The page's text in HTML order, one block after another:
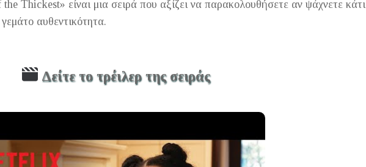
Thickest» είναι μια σειρά που αξίζει να παρακολουθήσετε αν ψάχνετε κάτι
αυθεντικότητα.
Δείτε το τρέιλερ της σειράς